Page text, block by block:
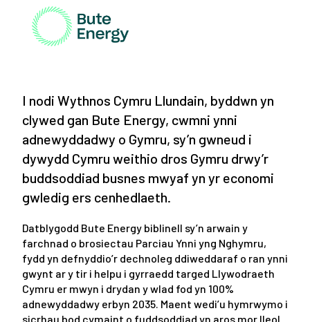
I nodi Wythnos Cymru Llundain, byddwn yn
clywed gan Bute Energy, cwmni ynni
adnewyddadwy o Gymru, sy’n gwneud i
dywydd Cymru weithio dros Gymru drwy’r
buddsoddiad busnes mwyaf yn yr economi
gwledig ers cenhedlaeth.
Datblygodd Bute Energy biblinell sy’n arwain y
farchnad o brosiectau Parciau Ynni yng Nghymru,
fydd yn defnyddio’r dechnoleg ddiweddaraf o ran ynni
gwynt ar y tir i helpu i gyrraedd targed Llywodraeth
Cymru er mwyn i drydan y wlad fod yn 100%
adnewyddadwy erbyn 2035. Maent wedi’u hymrwymo i
sicrhau bod cymaint o fuddsoddiad yn aros mor lleol